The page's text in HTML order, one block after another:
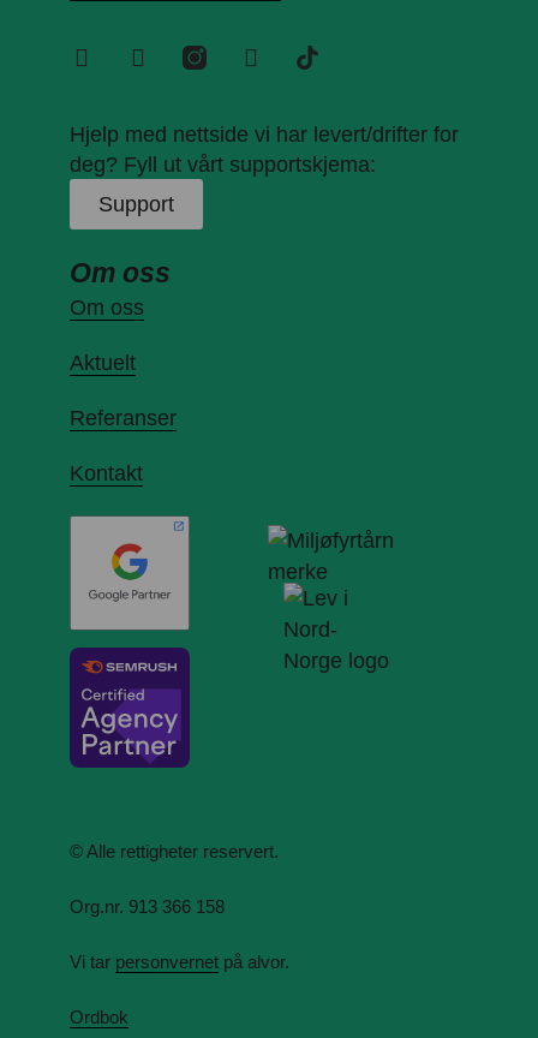
Hjelp med nettside vi har levert/drifter for
deg? Fyll ut vårt supportskjema:
Support
Om oss
Om oss
Aktuelt
Referanser
Kontakt
© Alle rettigheter reservert.
Org.nr. 913 366 158
Vi tar personvernet på alvor.
Ordbok